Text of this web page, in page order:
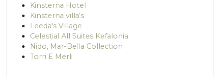
Kinsterna Hotel
Kinsterna villa's
Leeda's Village
Celestial All Suites Kefalonia
Nido, Mar-Bella Collection
Torri E Merli